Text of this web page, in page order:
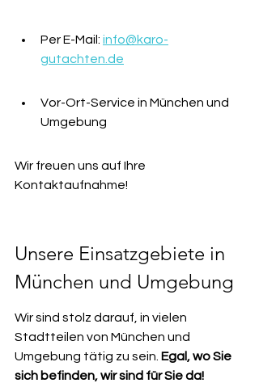
Per E-Mail: info@karo-
gutachten.de
Vor-Ort-Service in München und
Umgebung
Wir freuen uns auf Ihre
Kontaktaufnahme!
Unsere Einsatzgebiete in
München und Umgebung
Wir sind stolz darauf, in vielen
Stadtteilen von München und
Umgebung tätig zu sein. Egal, wo Sie
sich befinden, wir sind für Sie da!